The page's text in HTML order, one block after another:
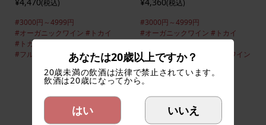
(税込)
#3000円～4999円
#オーガニックワイン #トカイ
#トカイ ヘートソーロー
#フルミント
#土着品種 #白ワイン
(税込)
#3000円～4999円
#オーガニックワイン #トカイ
#フルミント#土着品種 #白ワイン
ミ
デ
ィ
ア
あなたは20歳以上ですか？
20歳未満の飲酒は法律で禁止されています。
飲酒は20歳になってから。
はい いいえ